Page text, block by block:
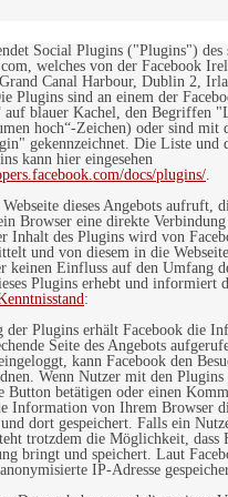
Social Plugins ("Plugins") des
welches von der Facebook
Canal Harbour, Dublin 2,
Plugins sind an einem der
auf blauer Kachel, den Begriffen
hoch“-Zeichen) oder sind mit
gekennzeichnet. Die Liste und
kann hier eingesehen
docs/plugins/.
dieses Angebots aufruft,
Browser eine direkte
Inhalt des Plugins wird von
und von diesem in die
keinen Einfluss auf den Umfang
Plugins erhebt und informiert
:
Plugins erhält Facebook die
Seite des Angebots
kann Facebook den
Wenn Nutzer mit den Plugins
betätigen oder einen
Information von Ihrem Browser
dort gespeichert. Falls ein
trotzdem die Möglichkeit, dass
bringt und speichert. Laut
IP-Adresse